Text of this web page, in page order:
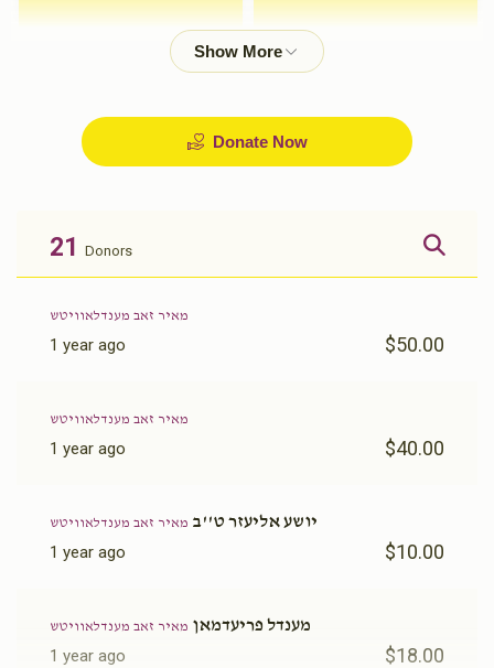
Donate Now
21 Donors
מאיר זאב מענדלאוויטש
1 year ago $50.00
מאיר זאב מענדלאוויטש
1 year ago $40.00
יושע אליעזר ט''ב מאיר זאב מענדלאוויטש
1 year ago $10.00
מענדל פריעדמאן מאיר זאב מענדלאוויטש
1 year ago $18.00